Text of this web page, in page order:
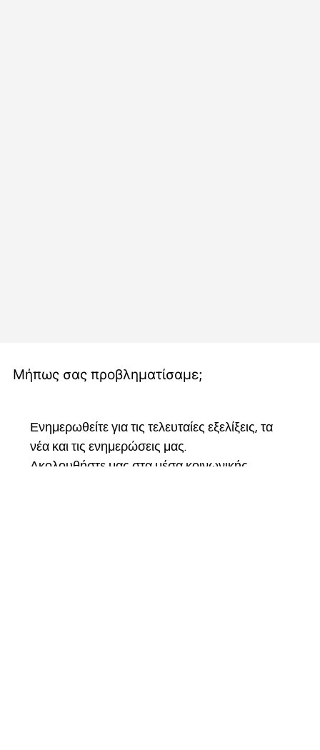
Μήπως σας προβληματίσαμε;
Ενημερωθείτε για τις τελευταίες εξελίξεις, τα
νέα και τις ενημερώσεις μας.
Ακολουθήστε μας στα μέσα κοινωνικής